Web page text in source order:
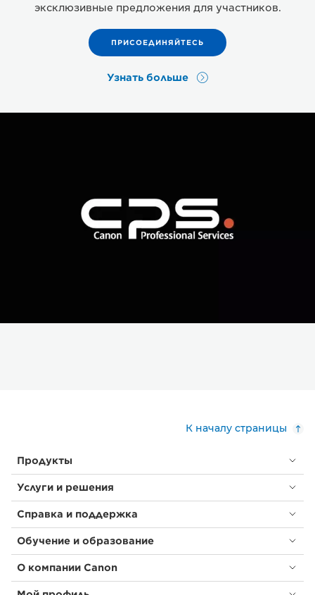
эксклюзивные предложения для участников.
ПРИСОЕДИНЯЙТЕСЬ
Узнать больше
К началу страницы
Продукты
Услуги и решения
Справка и поддержка
Обучение и образование
О компании Canon